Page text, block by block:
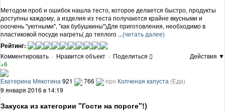
Методом проб и ошибок нашла тесто, которое делается быстро, продукты
доступны каждому, а изделия из теста получаются крайне вкусными и
ооочень "уютными", "как бубушкины")Для приготовления, необходимо в
пластиковой посуде нагреть( до теплого ...(читать далее)
Рейтинг:
Комментировать · Нравится объект · Поделиться
Действия ▼
+6
Екатерина Мякотина 921 766 про Копченая капуста (Еда)
9 января 2016 в 14:19
Закуска из категории "Гости на пороге"!)